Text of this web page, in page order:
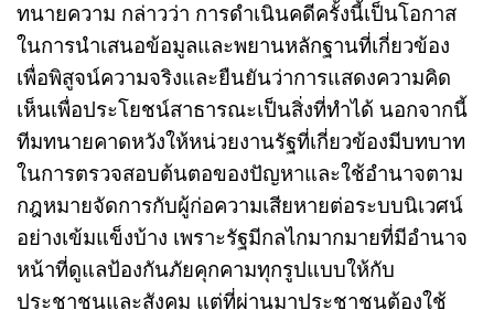
ทนายความ กล่าวว่า การดำเนินคดีครั้งนี้เป็นโอกาส
ในการนำเสนอข้อมูลและพยานหลักฐานที่เกี่ยวข้อง
เพื่อพิสูจน์ความจริงและยืนยันว่าการแสดงความคิด
เห็นเพื่อประโยชน์สาธารณะเป็นสิ่งที่ทำได้ นอกจากนี้
ทีมทนายคาดหวังให้หน่วยงานรัฐที่เกี่ยวข้องมีบทบาท
ในการตรวจสอบต้นตอของปัญหาและใช้อำนาจตาม
กฎหมายจัดการกับผู้ก่อความเสียหายต่อระบบนิเวศน์
อย่างเข้มแข็งบ้าง เพราะรัฐมีกลไกมากมายที่มีอำนาจ
หน้าที่ดูแลป้องกันภัยคุกคามทุกรูปแบบให้กับ
ประชาชนและสังคม แต่ที่ผ่านมาประชาชนต้องใช้